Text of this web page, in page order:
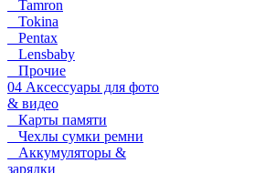
Tamron
Tokina
Pentax
Lensbaby
Прочие
04 Аксессуары для фото
& видео
Карты памяти
Чехлы сумки ремни
Аккумуляторы &
зарядки